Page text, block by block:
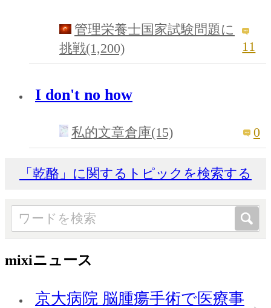
管理栄養士国家試験問題に
挑戦(1,200)
11
I don't no how
私的文章倉庫(15) 0
「乾酪」に関するトピックを検索する
mixiニュース
京大病院 脳腫瘍手術で医療事